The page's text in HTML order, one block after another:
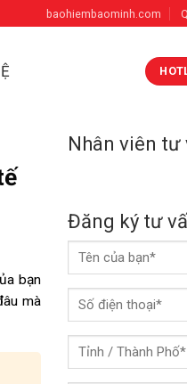
baohiembaominh.com
bạn
mà
Nhân viên tư
Đăng ký tư